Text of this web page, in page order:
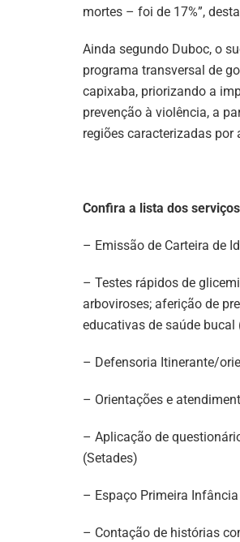
mortes – foi de 17%”,
Ainda segundo Duboc, o
programa transversal de
capixaba, priorizando a
prevenção à violência, a
regiões caracterizadas por
Confira a lista dos
– Emissão de Carteira de
– Testes rápidos de
arboviroses; aferição de
educativas de saúde bucal
– Defensoria Itinerante/
– Orientações e
– Aplicação de
(Setades)
– Espaço Primeira
– Contação de histórias